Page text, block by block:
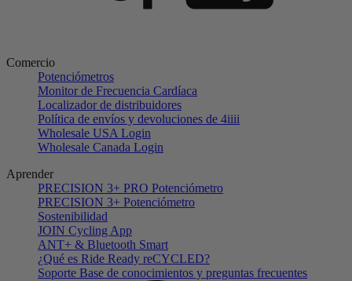
Comercio
Potenciómetros
Monitor de Frecuencia Cardíaca
Localizador de distribuidores
Política de envíos y devoluciones de 4iiii
Wholesale USA Login
Wholesale Canada Login
Aprender
PRECISION 3+ PRO Potenciómetro
PRECISION 3+ Potenciómetro
Sostenibilidad
JOIN Cycling App
ANT+ & Bluetooth Smart
¿Qué es Ride Ready reCYCLED?
Soporte Base de conocimientos y preguntas frecuentes